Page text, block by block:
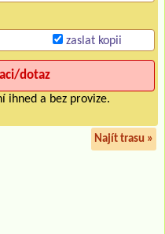
zaslat kopii
ihned a bez provize.
Najít trasu »